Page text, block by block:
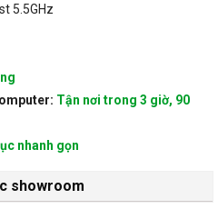
5.5GHz
Tận nơi trong 3 giờ, 90
nhanh gọn
showroom